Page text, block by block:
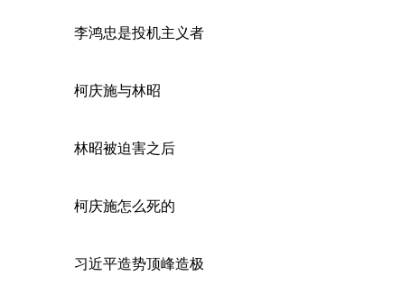
李鸿忠是投机主义者
柯庆施与林昭
林昭被迫害之后
柯庆施怎么死的
习近平造势顶峰造极